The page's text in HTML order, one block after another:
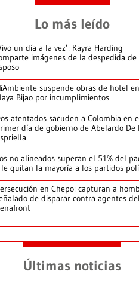
Lo más leído
un día a la vez’: Kayra Harding
imágenes de la despedida de
suspende obras de hotel en
Bijao por incumplimientos
atentados sacuden a Colombia en
día de gobierno de Abelardo De
no alineados superan el 51% del
le quitan la mayoría a los partidos
en Chepo: capturan a
de disparar contra agentes del
Últimas noticias